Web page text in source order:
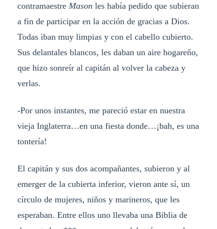
contramaestre Mason les había pedido que subieran
a fin de participar en la acción de gracias a Dios.
Todas iban muy limpias y con el cabello cubierto.
Sus delantales blancos, les daban un aire hogareño,
que hizo sonreír al capitán al volver la cabeza y
verlas.
-Por unos instantes, me pareció estar en nuestra
vieja Inglaterra…en una fiesta donde…¡bah, es una
tontería!
El capitán y sus dos acompañantes, subieron y al
emerger de la cubierta inferior, vieron ante sí, un
círculo de mujeres, niños y marineros, que les
esperaban. Entre ellos uno llevaba una Biblia de